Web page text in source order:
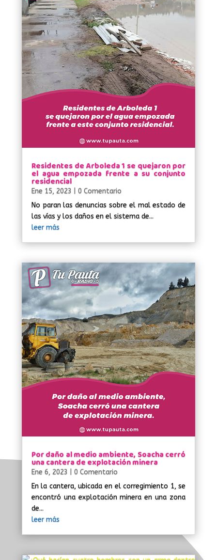
Residentes de Arboleda 1 se quejaron por
el agua empozada frente a su conjunto
residencial
Ene 15, 2023
| 0 Comentario
No paran las denuncias sobre el mal estado de
las vías y los daños en el sistema de...
leer más
Por daño al medio ambiente, Soacha cerró
una cantera de explotación minera
Ene 6, 2023
| 0 Comentario
En la cantera, ubicada en el corregimiento 1, se
encontró una explotación minera en una zona
de...
leer más